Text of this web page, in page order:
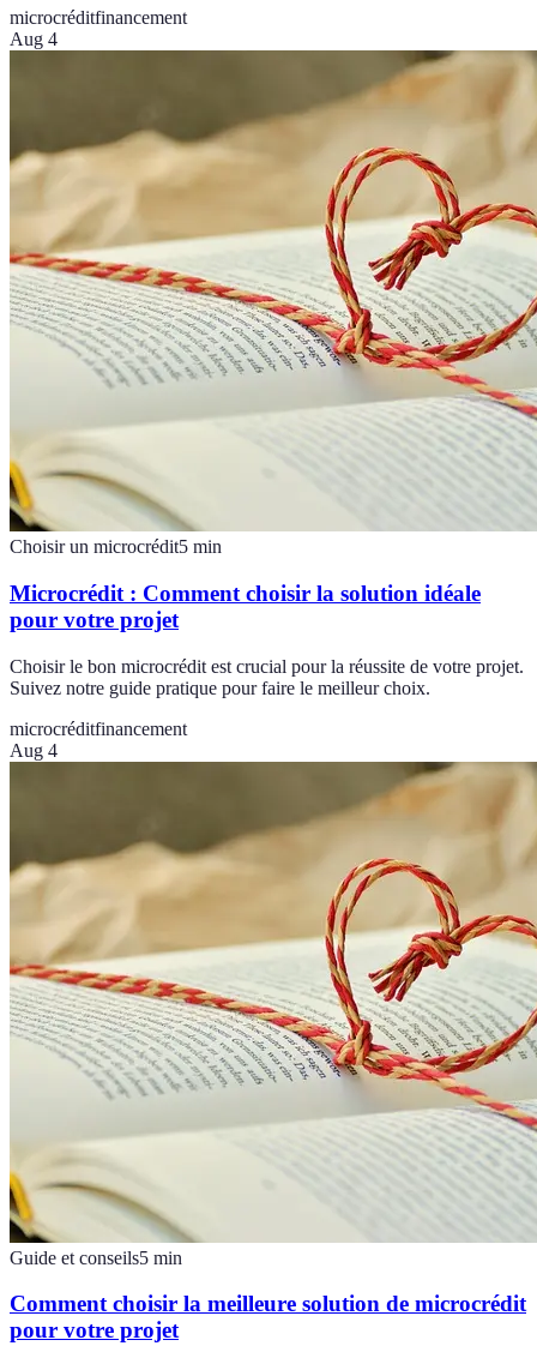
microcréditfinancement
Aug 4
Choisir un microcrédit5 min
Microcrédit : Comment choisir la solution idéale
pour votre projet
Choisir le bon microcrédit est crucial pour la réussite de votre projet.
Suivez notre guide pratique pour faire le meilleur choix.
microcréditfinancement
Aug 4
Guide et conseils5 min
Comment choisir la meilleure solution de microcrédit
pour votre projet